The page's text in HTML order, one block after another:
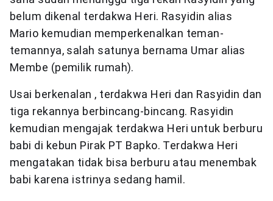
belum dikenal terdakwa Heri. Rasyidin alias
Mario kemudian memperkenalkan teman-
temannya, salah satunya bernama Umar alias
Membe (pemilik rumah).
Usai berkenalan , terdakwa Heri dan Rasyidin dan
tiga rekannya berbincang-bincang. Rasyidin
kemudian mengajak terdakwa Heri untuk berburu
babi di kebun Pirak PT Bapko. Terdakwa Heri
mengatakan tidak bisa berburu atau menembak
babi karena istrinya sedang hamil.